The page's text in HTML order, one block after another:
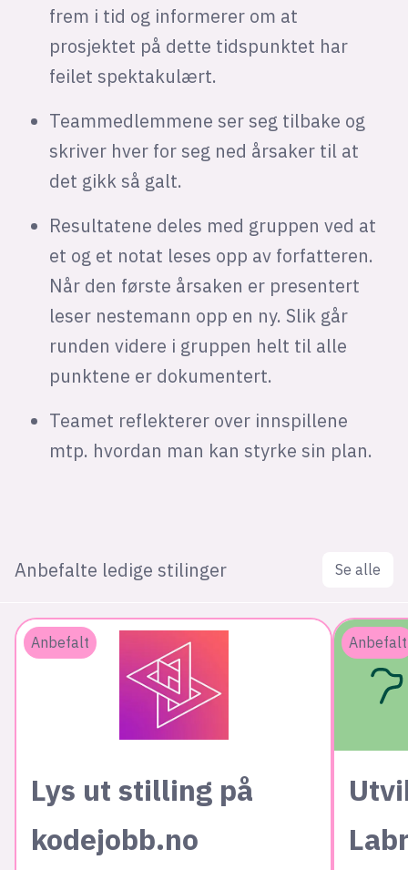
frem i tid og informerer om at
prosjektet på dette tidspunktet har
feilet spektakulært.
Teammedlemmene ser seg tilbake og
skriver hver for seg ned årsaker til at
det gikk så galt.
Resultatene deles med gruppen ved at
et og et notat leses opp av forfatteren.
Når den første årsaken er presentert
leser nestemann opp en ny. Slik går
runden videre i gruppen helt til alle
punktene er dokumentert.
Teamet reflekterer over innspillene
mtp. hvordan man kan styrke sin plan.
Anbefalte ledige stilinger Se alle
Anbefalt
Lys ut stilling på
kodejobb.no
Anbefalt